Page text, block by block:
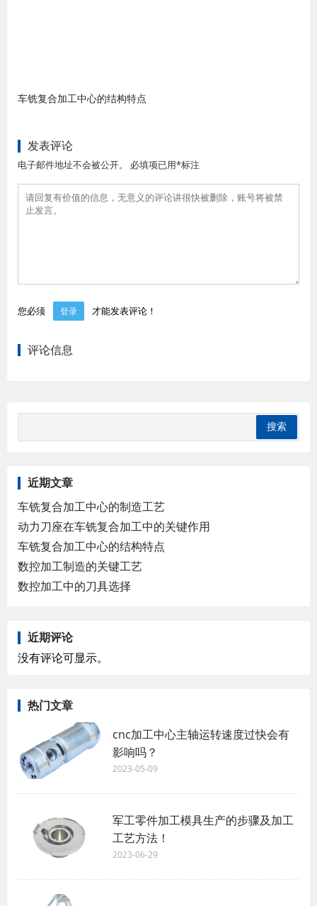
车铣复合加工中心的结构特点
发表评论
电子邮件地址不会被公开。 必填项已用*标注
您必须 登录 才能发表评论！
评论信息
近期文章
车铣复合加工中心的制造工艺
动力刀座在车铣复合加工中的关键作用
车铣复合加工中心的结构特点
数控加工制造的关键工艺
数控加工中的刀具选择
近期评论
没有评论可显示。
热门文章
cnc加工中心主轴运转速度过快会有
影响吗？
2023-05-09
军工零件加工模具生产的步骤及加工
工艺方法！
2023-06-29